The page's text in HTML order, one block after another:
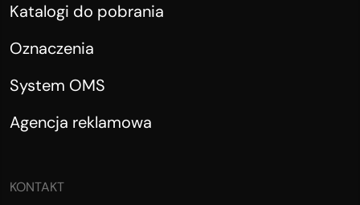
Katalogi do pobrania
Oznaczenia
System OMS
Agencja reklamowa
KONTAKT